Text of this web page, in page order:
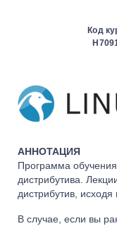
Код
АННОТАЦИЯ
Программа
дистрибутива.
дистрибутив,
В случае, если вы